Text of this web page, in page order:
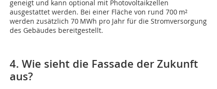
geneigt und kann optional mit Photovoltaikzellen
ausgestattet werden. Bei einer Fläche von rund 700 m²
werden zusätzlich 70 MWh pro Jahr für die Stromversorgung
des Gebäudes bereitgestellt.
4. Wie sieht die Fassade der Zukunft
aus?